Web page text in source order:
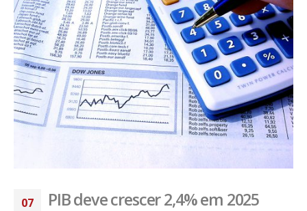
07 PIB deve crescer 2,4% em 2025